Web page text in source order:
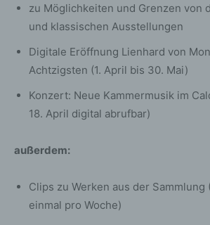
zu Möglichkeiten und Grenzen von
und klassischen Ausstellungen
Digitale Eröffnung Lienhard von
Achtzigsten (1. April bis 30. Mai)
Konzert: Neue Kammermusik im
18. April digital abrufbar)
außerdem:
Clips zu Werken aus der Sammlung
einmal pro Woche)